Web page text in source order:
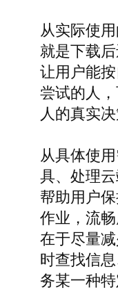
从实际使
就是下载
让用户能
尝试的人
人的真实
从具体使
具、处理
帮助用户
作业，流
在于尽量
时查找信
务某一种